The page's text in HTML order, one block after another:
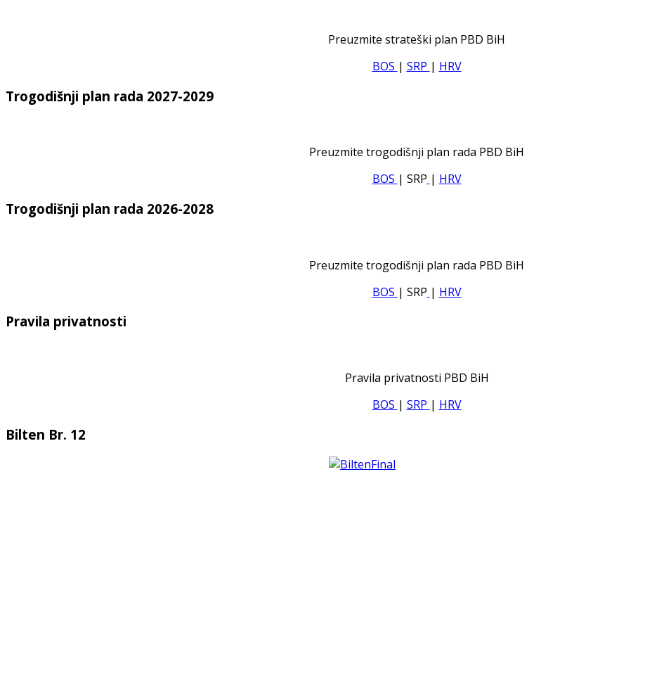
Preuzmite strateški plan PBD BiH
BOS | SRP | HRV
Trogodišnji plan rada 2027-2029
Preuzmite trogodišnji plan rada PBD BiH
BOS | SRP | HRV
Trogodišnji plan rada 2026-2028
Preuzmite trogodišnji plan rada PBD BiH
BOS | SRP | HRV
Pravila privatnosti
Pravila privatnosti PBD BiH
BOS | SRP | HRV
Bilten Br. 12